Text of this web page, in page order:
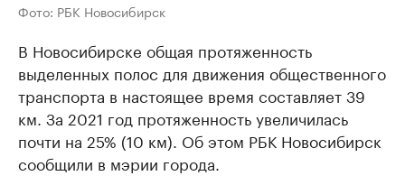
Фото: РБК Новосибирск
В Новосибирске общая протяженность
выделенных полос для движения общественного
транспорта в настоящее время составляет 39
км. За 2021 год протяженность увеличилась
почти на 25% (10 км). Об этом РБК Новосибирск
сообщили в мэрии города.